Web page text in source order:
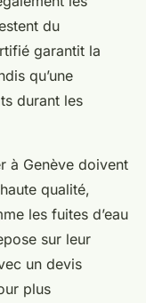
du
garantit la
qu’une
durant les
à Genève doivent
qualité,
les fuites d’eau
sur leur
un devis
plus